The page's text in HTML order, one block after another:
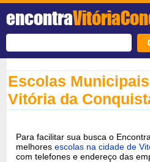
encontra
Escolas
Vitória da
Para facilitar sua busca o
melhoresescolas na cidade de
com telefones e endereço das